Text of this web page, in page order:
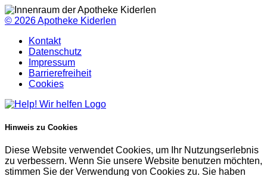
© 2026Apotheke Kiderlen
Kontakt
Datenschutz
Impressum
Barrierefreiheit
Cookies
Hinweis zu Cookies
Diese Website verwendet Cookies, um Ihr Nutzungserlebnis
zu verbessern. Wenn Sie unsere Website benutzen möchten,
stimmen Sie der Verwendung von Cookies zu. Sie haben